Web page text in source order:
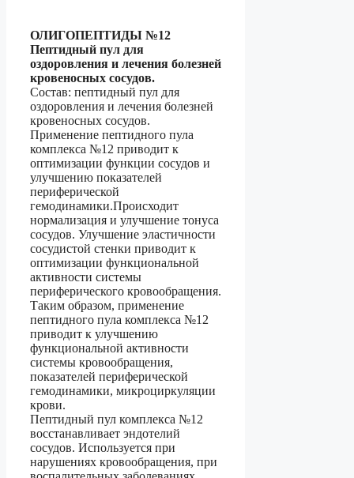
ОЛИГОПЕПТИДЫ №12
Пептидный пул для
оздоровления и лечения болезней
кровеносных сосудов.
Состав: пептидный пул для
оздоровления и лечения болезней
кровеносных сосудов.
Применение пептидного пула
комплекса №12 приводит к
оптимизации функции сосудов и
улучшению показателей
периферической
гемодинамики.Происходит
нормализация и улучшение тонуса
сосудов. Улучшение эластичности
сосудистой стенки приводит к
оптимизации функциональной
активности системы
периферического кровообращения.
Таким образом, применение
пептидного пула комплекса №12
приводит к улучшению
функциональной активности
системы кровообращения,
показателей периферической
гемодинамики, микроциркуляции
крови.
Пептидный пул комплекса №12
восстанавливает эндотелий
сосудов. Используется при
нарушениях кровообращения, при